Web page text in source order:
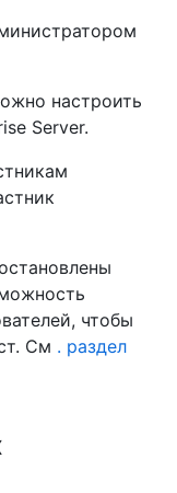
настроить
Server.
чтобы
См . раздел